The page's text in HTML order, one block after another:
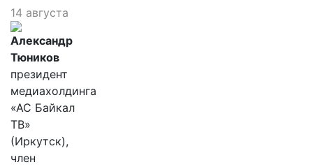
14 августа
Александр
Тюников
президент
медиахолдинга
«АС Байкал
ТВ»
(Иркутск),
член